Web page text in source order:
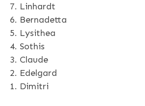
7. Linhardt
6. Bernadetta
5. Lysithea
4. Sothis
3. Claude
2. Edelgard
1. Dimitri